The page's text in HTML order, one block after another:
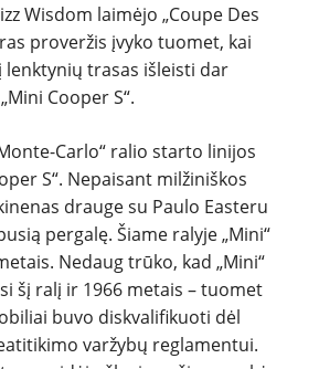
Wisdom laimėjo „Coupe Des
proveržis įvyko tuomet, kai
lenktynių trasas išleisti dar
Cooper S“.
Carlo“ ralio starto linijos
S“. Nepaisant milžiniškos
drauge su Paulo Easteru
pergalę. Šiame ralyje „Mini“
Nedaug trūko, kad „Mini“
šį ralį ir 1966 metais – tuomet
buvo diskvalifikuoti dėl
varžybų reglamentui.